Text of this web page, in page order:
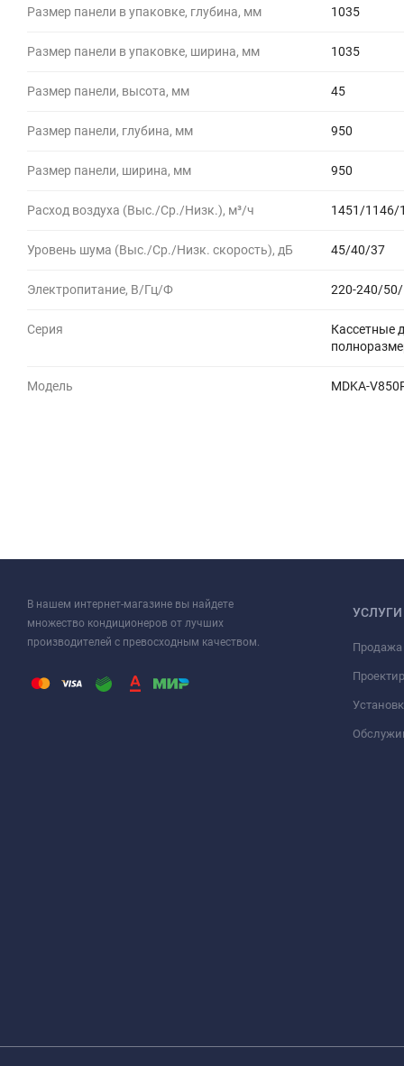
Размер панели в упаковке, глубина, мм 1035
Размер панели в упаковке, ширина, мм 1035
Размер панели, высота, мм 45
Размер панели, глубина, мм 950
Размер панели, ширина, мм 950
Расход воздуха (Выс./Ср./Низк.), м³/ч 1451/1146/
Уровень шума (Выс./Ср./Низк. скорость), дБ 45/40/37
Электропитание, В/Гц/Ф 220-240/
Серия
Кассетные
Модель MDKA-
В нашем интернет-магазине вы найдете
множество кондиционеров от лучших
производителей с превосходным качеством.
УСЛУГИ
Продажа